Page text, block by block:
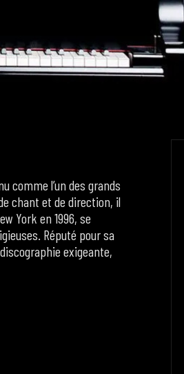
comme l’un des grands
chant et de direction, il
York en 1996, se
Réputé pour sa
exigeante,